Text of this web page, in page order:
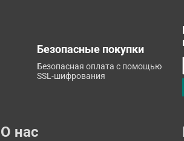
Безопасные покупки
Безопасная оплата с помощью
SSL-шифрования
О нас